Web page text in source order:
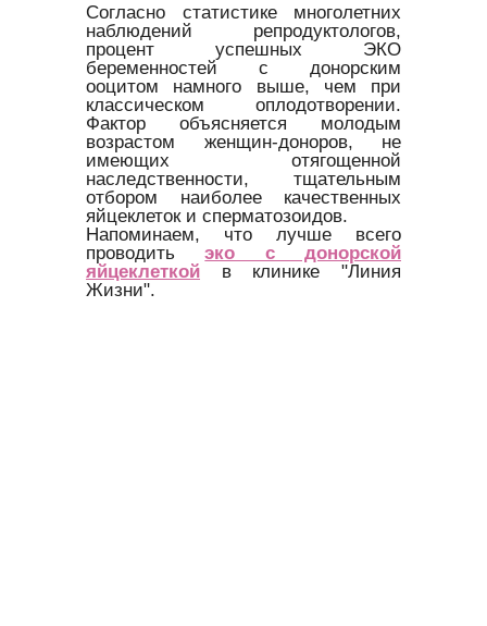
Согласно статистике многолетних
наблюдений репродуктологов,
процент успешных ЭКО
беременностей с донорским
ооцитом намного выше, чем при
классическом оплодотворении.
Фактор объясняется молодым
возрастом женщин-доноров, не
имеющих отягощенной
наследственности, тщательным
отбором наиболее качественных
яйцеклеток и сперматозоидов.
Напоминаем, что лучше всего
проводитьэко с донорской
яйцеклеткой в клинике "Линия
Жизни".